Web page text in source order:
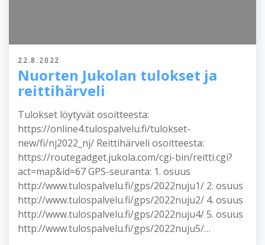
22.8.2022
Nuorten Jukolan tulokset ja
reittihärveli
Tulokset löytyvät osoitteesta:
https://online4.tulospalvelu.fi/tulokset-
new/fi/nj2022_nj/ Reittihärveli osoitteesta:
https://routegadget.jukola.com/cgi-bin/reitti.cgi?
act=map&id=67 GPS-seuranta: 1. osuus
http://www.tulospalvelu.fi/gps/2022nuju1/ 2. osuus
http://www.tulospalvelu.fi/gps/2022nuju2/ 4. osuus
http://www.tulospalvelu.fi/gps/2022nuju4/ 5. osuus
http://www.tulospalvelu.fi/gps/2022nuju5/…